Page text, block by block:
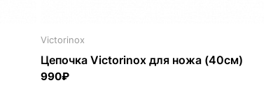
Victorinox
Цепочка Victorinox для ножа (40см)
990₽